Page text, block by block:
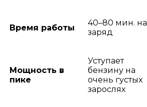
Время работы
40–80 мин. на
заряд
Мощность в
пике
Уступает
бензину на
очень густых
зарослях